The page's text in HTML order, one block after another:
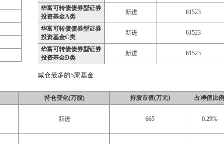
华富可转债债券型证券
投资基金A类
新进 61523
华富可转债债券型证券
投资基金C类
新进 61523
华富可转债债券型证券
投资基金D类
新进 61523
减仓最多的5家基金
持仓变化(万股) 持股市值(万元)
占净值比例
新进 665 0.29%